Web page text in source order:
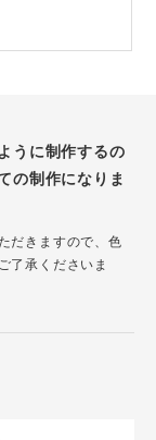
うに制作するの
の制作になりま
だきますので、色
了承くださいま